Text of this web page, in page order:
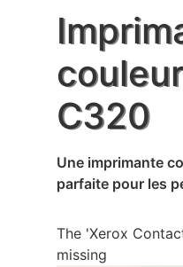
C320
Une imprimante
parfaite pour les
The 'Xerox
missing